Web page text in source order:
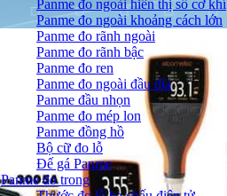
Panme đo ngoài hiển thị số cơ khí
Panme đo ngoài khoảng cách lớn
Panme đo rãnh ngoài
Panme đo rãnh bậc
Panme đo ren
Panme đo ngoài đầu đĩa
Panme đầu nhọn
Panme đo mép lon
Panme đồng hồ
Bộ cữ đo lỗ
Đế gá Panme
Panme đo trong